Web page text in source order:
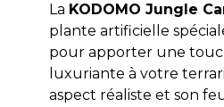
La KODOMO Jungle
plante artificielle
pour apporter une
luxuriante à votre
aspect réaliste et son